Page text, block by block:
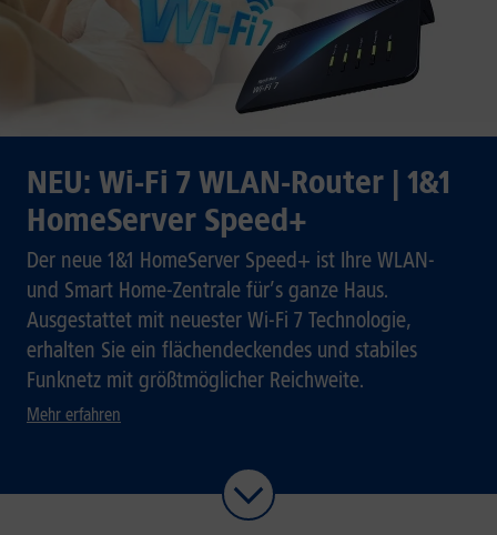
NEU: Wi-Fi 7 WLAN-Router | 1&1
HomeServer Speed+
Der neue 1&1 HomeServer Speed+ ist Ihre WLAN-
und Smart Home-Zentrale für’s ganze Haus.
Ausgestattet mit neuester Wi-Fi 7 Technologie,
erhalten Sie ein flächendeckendes und stabiles
Funknetz mit größtmöglicher Reichweite.
Mehr erfahren